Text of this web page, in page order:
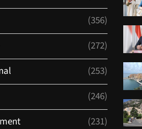
(356)
(272)
(253)
(246)
(231)